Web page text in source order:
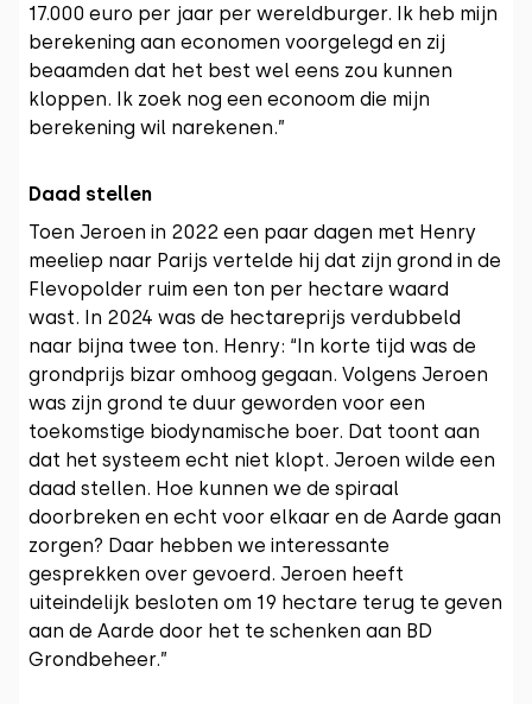
17.000 euro per jaar per wereldburger. Ik heb mijn
berekening aan economen voorgelegd en zij
beaamden dat het best wel eens zou kunnen
kloppen. Ik zoek nog een econoom die mijn
berekening wil narekenen.”
Daad stellen
Toen Jeroen in 2022 een paar dagen met Henry
meeliep naar Parijs vertelde hij dat zijn grond in de
Flevopolder ruim een ton per hectare waard
wast. In 2024 was de hectareprijs verdubbeld
naar bijna twee ton. Henry: “In korte tijd was de
grondprijs bizar omhoog gegaan. Volgens Jeroen
was zijn grond te duur geworden voor een
toekomstige biodynamische boer. Dat toont aan
dat het systeem echt niet klopt. Jeroen wilde een
daad stellen. Hoe kunnen we de spiraal
doorbreken en echt voor elkaar en de Aarde gaan
zorgen? Daar hebben we interessante
gesprekken over gevoerd. Jeroen heeft
uiteindelijk besloten om 19 hectare terug te geven
aan de Aarde door het te schenken aan BD
Grondbeheer.”